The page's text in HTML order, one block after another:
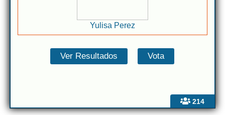
214
Yulisa Perez